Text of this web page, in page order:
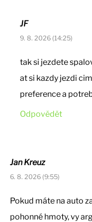
JF
9. 8. 2026 (14:25)
tak si jezdete
at si kazdy jezdi
preference a
Odpovědět
Jan Kreuz
6. 8. 2026 (9:55)
Pokud máte na auto
pohonné hmoty, vy